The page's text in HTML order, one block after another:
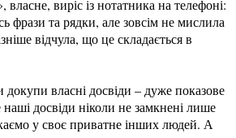
виріс із нотатника на телефоні:
фрази та рядки, але зовсім не мислила
відчула, що це складається в
власні досвіди – дуже показове
досвіди ніколи не замкнені лише
у своє приватне інших людей. А